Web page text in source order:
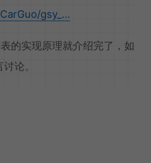
gsy_…
的实现原理就介绍完了，如
论。